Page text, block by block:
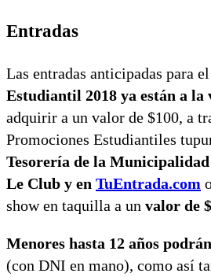
Entradas
Las entradas anticipadas para el
Estudiantil 2018 ya están a la
adquirir a un valor de $100, a
Promociones Estudiantiles
Tesorería de la Municipalidad
Le Club y en TuEntrada.com
show en taquilla a un valor de
Menores hasta 12 años
(con DNI en mano), como así